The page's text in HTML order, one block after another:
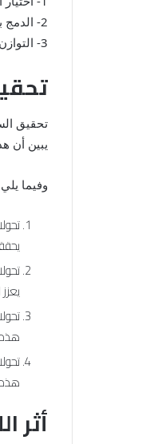
2- الدمج بين الجانب البياني والجانب العقلي، بحيث يخاطب النص الفهم والمنطق، مما يجعله قادرًا على التأثير في القارئ بغض النظر عن زمنه أو مكانه.
3- التوازن بين اللغة والعقل، بحيث تكون اللغة وسيلة لتجسيد الحقائق العقلية بطريقة تتجاوز الفصاحة التقليدية.
تحقيق
يبين أن
وفيما
هذه
هذه
أثر